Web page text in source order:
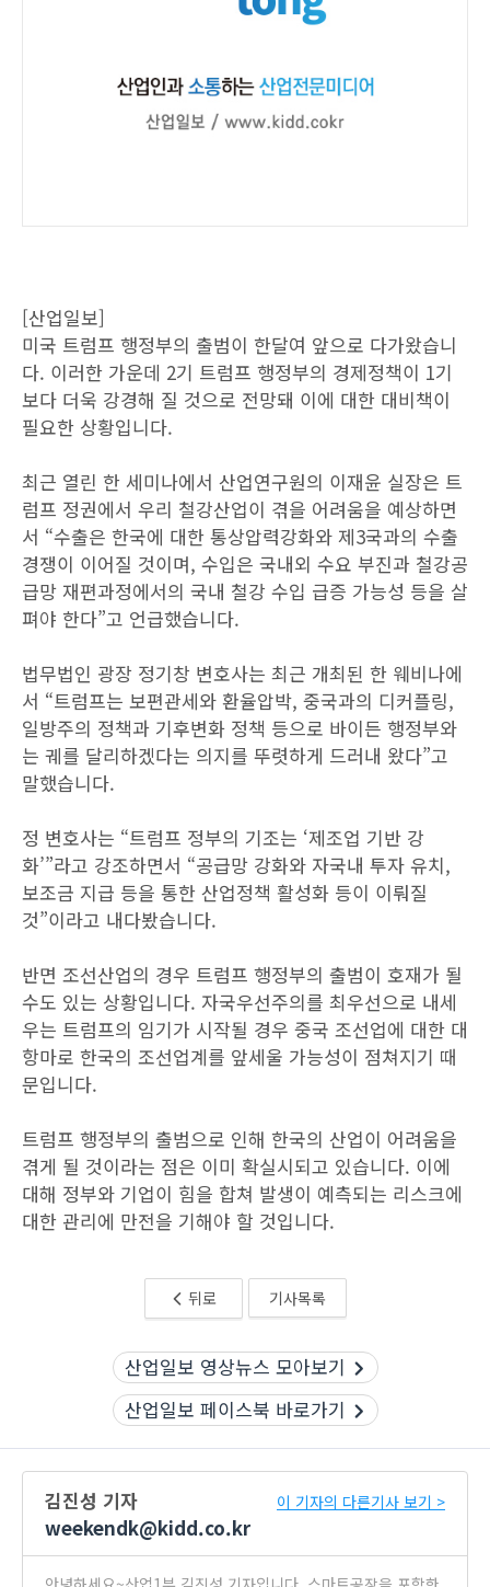
[산업일보]
미국 트럼프 행정부의 출범이 한달여 앞으로 다가왔습니
다. 이러한 가운데 2기 트럼프 행정부의 경제정책이 1기
보다 더욱 강경해 질 것으로 전망돼 이에 대한 대비책이
필요한 상황입니다.
최근 열린 한 세미나에서 산업연구원의 이재윤 실장은 트
럼프 정권에서 우리 철강산업이 겪을 어려움을 예상하면
서 “수출은 한국에 대한 통상압력강화와 제3국과의 수출
경쟁이 이어질 것이며, 수입은 국내외 수요 부진과 철강공
급망 재편과정에서의 국내 철강 수입 급증 가능성 등을 살
펴야 한다”고 언급했습니다.
법무법인 광장 정기창 변호사는 최근 개최된 한 웨비나에
서 “트럼프는 보편관세와 환율압박, 중국과의 디커플링,
일방주의 정책과 기후변화 정책 등으로 바이든 행정부와
는 궤를 달리하겠다는 의지를 뚜렷하게 드러내 왔다”고
말했습니다.
정 변호사는 “트럼프 정부의 기조는 ‘제조업 기반 강
화’”라고 강조하면서 “공급망 강화와 자국내 투자 유치,
보조금 지급 등을 통한 산업정책 활성화 등이 이뤄질
것”이라고 내다봤습니다.
반면 조선산업의 경우 트럼프 행정부의 출범이 호재가 될
수도 있는 상황입니다. 자국우선주의를 최우선으로 내세
우는 트럼프의 임기가 시작될 경우 중국 조선업에 대한 대
항마로 한국의 조선업계를 앞세울 가능성이 점쳐지기 때
문입니다.
트럼프 행정부의 출범으로 인해 한국의 산업이 어려움을
겪게 될 것이라는 점은 이미 확실시되고 있습니다. 이에
대해 정부와 기업이 힘을 합쳐 발생이 예측되는 리스크에
대한 관리에 만전을 기해야 할 것입니다.
뒤로 기사목록
산업일보 영상뉴스 모아보기
산업일보 페이스북 바로가기
김진성 기자
weekendk@kidd.co.kr
이 기자의 다른기사 보기 >